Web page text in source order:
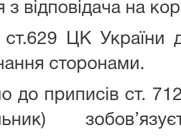
з відповідача на
ст.629 ЦК України
сторонами.
до приписів ст.